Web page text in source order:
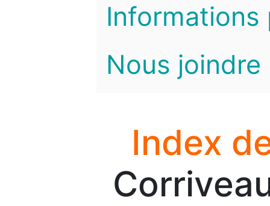
Informations
Nous joindre
Index